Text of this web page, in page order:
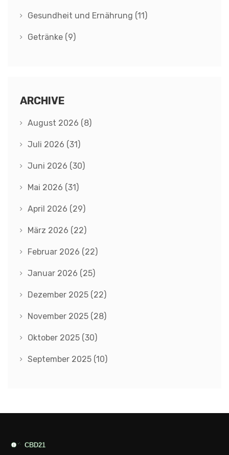
Gesundheit und Ernährung (11)
Getränke (9)
ARCHIVE
August 2026 (8)
Juli 2026 (31)
Juni 2026 (30)
Mai 2026 (31)
April 2026 (29)
März 2026 (22)
Februar 2026 (22)
Januar 2026 (25)
Dezember 2025 (22)
November 2025 (28)
Oktober 2025 (30)
September 2025 (10)